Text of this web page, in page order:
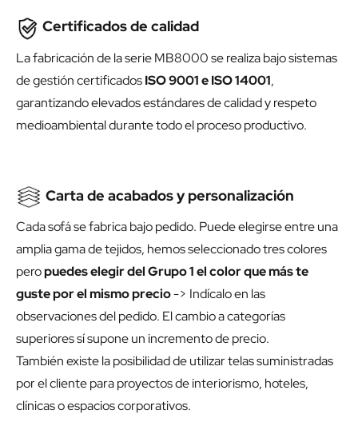
Certificados de calidad
La fabricación de la serie MB8000 se realiza bajo sistemas
de gestión certificadosISO 9001 e ISO 14001,
garantizando elevados estándares de calidad y respeto
medioambiental durante todo el proceso productivo.
Carta de acabados y personalización
Cada sofá se fabrica bajo pedido. Puede elegirse entre una
amplia gama de tejidos, hemos seleccionado tres colores
peropuedes elegir del Grupo 1 el color que más te
guste por el mismo precio-> Indícalo en las
observaciones del pedido. El cambio a categorías
superiores sí supone un incremento de precio.
También existe la posibilidad de utilizar telas suministradas
por el cliente para proyectos de interiorismo, hoteles,
clínicas o espacios corporativos.